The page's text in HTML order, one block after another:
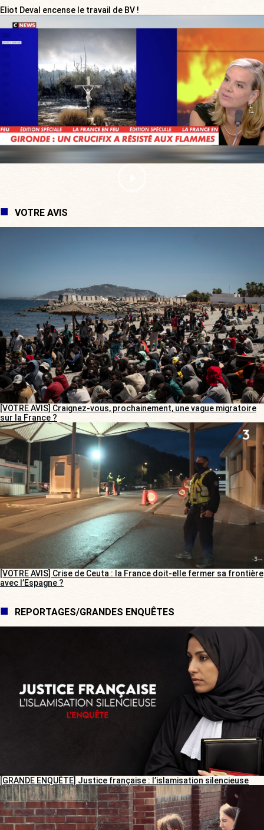
Eliot Deval encense le travail de BV !
VOTRE AVIS
[VOTRE AVIS] Craignez-vous, prochainement, une vague migratoire
sur la France ?
[VOTRE AVIS] Crise de Ceuta : la France doit-elle fermer sa frontière
avec l’Espagne ?
REPORTAGES/GRANDES ENQUÊTES
[GRANDE ENQUÊTE] Justice française : l’islamisation silencieuse